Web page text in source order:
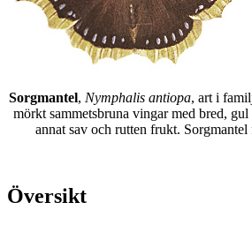
Sorgmantel, Nymphalis antiopa, art i
mörkt sammetsbruna vingar med bred,
annat sav och rutten frukt.
Översikt